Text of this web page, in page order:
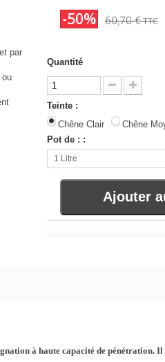
par
-50% 60,70 €TTC
Quantité
Teinte :
Chêne Clair
Chêne
Pot de : :
1 Litre
Ajouter
à haute capacité de pénétration. Il